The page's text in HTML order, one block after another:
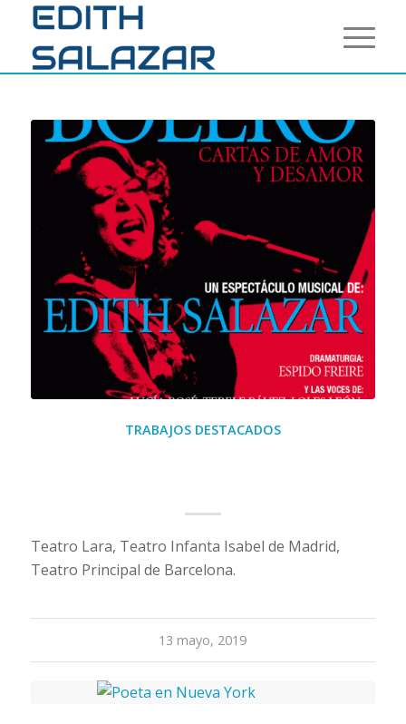
TRABAJOS DESTACADOS
Teatro Lara, Teatro Infanta Isabel de Madrid,
Teatro Principal de Barcelona.
13 mayo, 2019